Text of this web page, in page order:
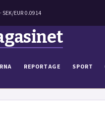
SEK/EUR 0.0914
REPORTAGE SPORT